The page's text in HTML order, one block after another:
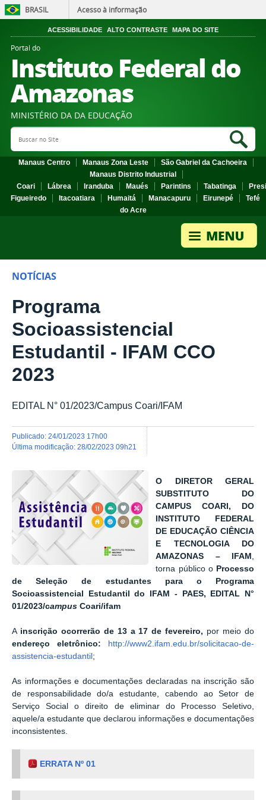
BRASIL Acesso à informação
ACESSIBILIDADE ALTO CONTRASTE MAPA DO SITE
Portal do
Instituto Federal do
Amazonas
MINISTÉRIO DA DA EDUCAÇÃO
Search Site
Manaus Centro Manaus Zona Leste
São Gabriel da Cachoeira
Manaus Distrito Industrial
Coari
Lábrea Iranduba Maués Parintins Tabatinga
Figueiredo
Itacoatiara Humaitá Manacapuru Eirunepé
Tefé
do Acre
NOTÍCIAS
Programa
Socioassistencial
Estudantil - IFAM CCO
2023
EDITAL N° 01/2023/Campus Coari/IFAM
publicado: 24/01/2023 17h00
última modificação: 28/02/2023 09h21
O DIRETOR GERAL
SUBSTITUTO DO
CAMPUS COARI, DO
INSTITUTO FEDERAL
DE EDUCAÇÃO CIÊNCIA
E TECNOLOGIA DO
AMAZONAS – IFAM ,
torna público o Processo
de Seleção de estudantes para o Programa
Socioassistencial Estudantil do IFAM - PAES, EDITAL N°
01/2023/campus Coari/ifam
A inscrição ocorrerão de 13 a 17 de fevereiro, por meio do
endereço eletrônico:
http://www2.ifam.edu.br/solicitacao-de-
assistencia-estudantil ;
As informações e documentações declaradas na inscrição são
de responsabilidade do/a estudante, cabendo ao Setor de
Serviço Social o direito de eliminar do Processo Seletivo,
aquele/a estudante que declarou informações e documentações
inconsistentes.
ERRATA Nº 01